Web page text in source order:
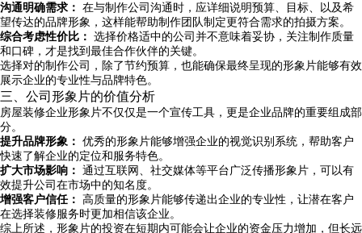
沟通明确需求： 在与制作公司沟通时，应详细说明预算、目标、以及希
望传达的品牌形象，这样能帮助制作团队制定更符合需求的拍摄方案。
综合考虑性价比： 选择价格适中的公司并不意味着妥协，关注制作质量
和口碑，才是找到最佳合作伙伴的关键。
选择对的制作公司，除了节约预算，也能确保最终呈现的形象片能够有效
展示企业的专业性与品牌特色。
三、公司形象片的价值分析
房屋装修企业形象片不仅仅是一个宣传工具，更是企业品牌的重要组成部
分。
提升品牌形象： 优秀的形象片能够增强企业的视觉识别系统，帮助客户
快速了解企业的定位和服务特色。
扩大市场影响： 通过互联网、社交媒体等平台广泛传播形象片，可以有
效提升公司在市场中的知名度。
增强客户信任： 高质量的形象片能够传递出企业的专业性，让潜在客户
在选择装修服务时更加相信该企业。
综上所述，形象片的投资在短期内可能会让企业的资金压力增加，但长远